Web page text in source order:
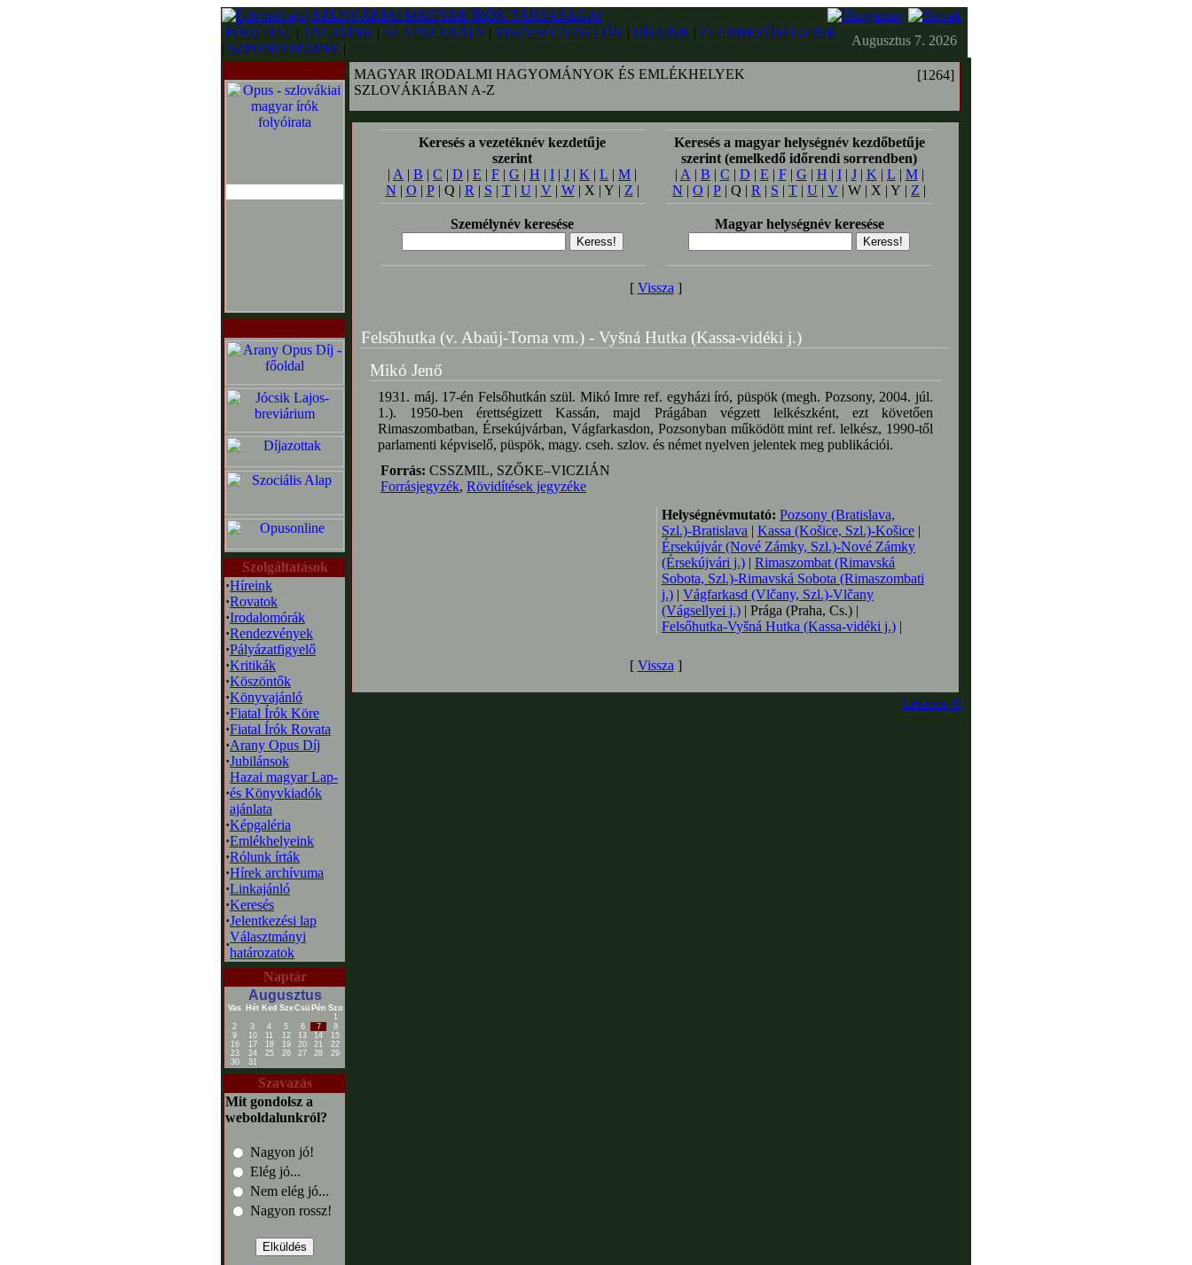
FŐOLDAL | TAGJAINK | ALAPSZABÁLY | TISZTSÉGVISELŐK | DÍJAINK | ELÉRHETŐSÉGEINK
| SZPONZORAINK |
Augusztus 7. 2026
Szolgáltatások
·Híreink
·Rovatok
·Irodalomórák
·Rendezvények
·Pályázatfigyelő
·Kritikák
·Köszöntők
·Könyvajánló
·Fiatal Írók Köre
·Fiatal Írók Rovata
·Arany Opus Díj
·Jubilánsok
·
Hazai magyar Lap-
és Könyvkiadók
ajánlata
·Képgaléria
·Emlékhelyeink
·Rólunk írták
·Hírek archívuma
·Linkajánló
·Keresés
·Jelentkezési lap
·
Választmányi
határozatok
Naptár
Augusztus
Vas Hét Ked SzeCsü Pén Szo
1
2
3 4 5 6 7
8
9
10 11 12 13 14
15
16
17 18 19 20 21
22
23
24 25 26 27 28
29
30
31
Szavazás
Mit gondolsz a
weboldalunkról?
Nagyon jó!
Elég jó...
Nem elég jó...
Nagyon rossz!
MAGYAR IRODALMI HAGYOMÁNYOK ÉS EMLÉKHELYEK
SZLOVÁKIÁBAN A-Z
[1264]
Keresés a vezetéknév kezdetűje
szerint
| A | B | C | D | E | F | G | H | I | J | K | L | M |
N | O | P| Q | R | S | T| U | V| W| X | Y | Z |
Keresés a magyar helységnév kezdőbetűje
szerint (emelkedő időrendi sorrendben)
| A | B | C | D | E | F| G | H | I| J| K | L | M|
N | O | P | Q | R | S | T | U | V | W | X | Y | Z |
Személynév keresése Magyar helységnév keresése
[ Vissza ]
Felsőhutka (v. Abaúj-Torna vm.) - Vyšná Hutka (Kassa-vidéki j.)
Mikó Jenő
1931. máj. 17-én Felsőhutkán szül. Mikó Imre ref. egyházi író, püspök (megh. Pozsony, 2004. júl.
1.). 1950-ben érettségizett Kassán, majd Prágában végzett lelkészként, ezt követően
Rimaszombatban, Érsekújvárban, Vágfarkasdon, Pozsonyban működött mint ref. lelkész, 1990-től
parlamenti képviselő, püspök, magy. cseh. szlov. és német nyelven jelentek meg publikációi.
Forrás: CSSZMIL, SZŐKE–VICZIÁN
Forrásjegyzék, Rövidítések jegyzéke
Helységnévmutató: Pozsony (Bratislava,
Szl.)-Bratislava | Kassa (Košice, Szl.)-Košice |
Érsekújvár (Nové Zámky, Szl.)-Nové Zámky
(Érsekújvári j.) | Rimaszombat (Rimavská
Sobota, Szl.)-Rimavská Sobota (Rimaszombati
j.) | Vágfarkasd (Vlčany, Szl.)-Vlčany
(Vágsellyei j.) | Prága (Praha, Cs.) |
Felsőhutka-Vyšná Hutka (Kassa-vidéki j.) |
[ Vissza ]
Lexicon ©